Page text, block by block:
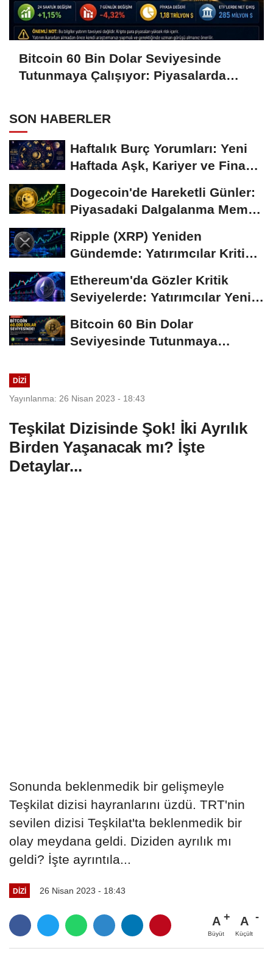
Bitcoin 60 Bin Dolar Seviyesinde
Tutunmaya Çalışıyor: Piyasalarda
SON HABERLER
Haftalık Burç Yorumları: Yeni
Haftada Aşk, Kariyer ve Finans
Dogecoin'de Hareketli Günler:
Piyasadaki Dalgalanma Meme
Ripple (XRP) Yeniden
Gündemde: Yatırımcılar Kritik
Ethereum'da Gözler Kritik
Seviyelerde: Yatırımcılar Yeni
Bitcoin 60 Bin Dolar
Seviyesinde Tutunmaya
DIZI
Yayınlanma: 26 Nisan 2023 - 18:43
Teşkilat Dizisinde Şok! İki Ayrılık
Birden Yaşanacak mı? İşte
Detaylar...
Sonunda beklenmedik bir gelişmeyle
Teşkilat dizisi hayranlarını üzdü. TRT'nin
sevilen dizisi Teşkilat'ta beklenmedik bir
olay meydana geldi. Diziden ayrılık mı
geldi? İşte ayrıntıla...
DIZI 26 Nisan 2023 - 18:43
A
Büyüt
A
Küçült